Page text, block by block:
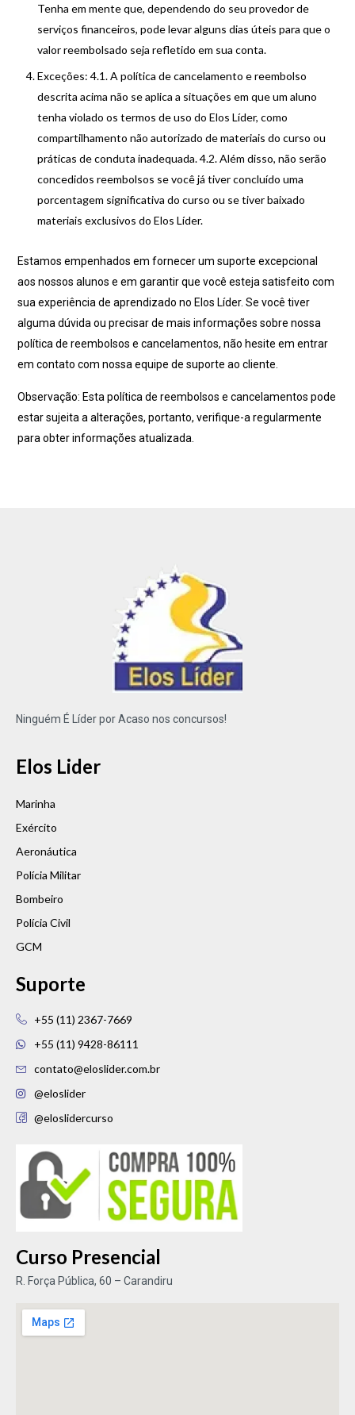
Tenha em mente que, dependendo do seu provedor de
serviços financeiros, pode levar alguns dias úteis para que o
valor reembolsado seja refletido em sua conta.
Exceções: 4.1. A política de cancelamento e reembolso
descrita acima não se aplica a situações em que um aluno
tenha violado os termos de uso do Elos Líder, como
compartilhamento não autorizado de materiais do curso ou
práticas de conduta inadequada. 4.2. Além disso, não serão
concedidos reembolsos se você já tiver concluído uma
porcentagem significativa do curso ou se tiver baixado
materiais exclusivos do Elos Líder.
Estamos empenhados em fornecer um suporte excepcional
aos nossos alunos e em garantir que você esteja satisfeito com
sua experiência de aprendizado no Elos Líder. Se você tiver
alguma dúvida ou precisar de mais informações sobre nossa
política de reembolsos e cancelamentos, não hesite em entrar
em contato com nossa equipe de suporte ao cliente.
Observação: Esta política de reembolsos e cancelamentos pode
estar sujeita a alterações, portanto, verifique-a regularmente
para obter informações atualizada.
Ninguém É Líder por Acaso nos concursos!
Elos Lider
Marinha
Exército
Aeronáutica
Polícia Militar
Bombeiro
Polícia Civil
GCM
Suporte
+55 (11) 2367-7669
+55 (11) 9428-86111
contato@eloslider.com.br
@eloslider
@eloslidercurso
Curso Presencial
R. Força Pública, 60 – Carandiru